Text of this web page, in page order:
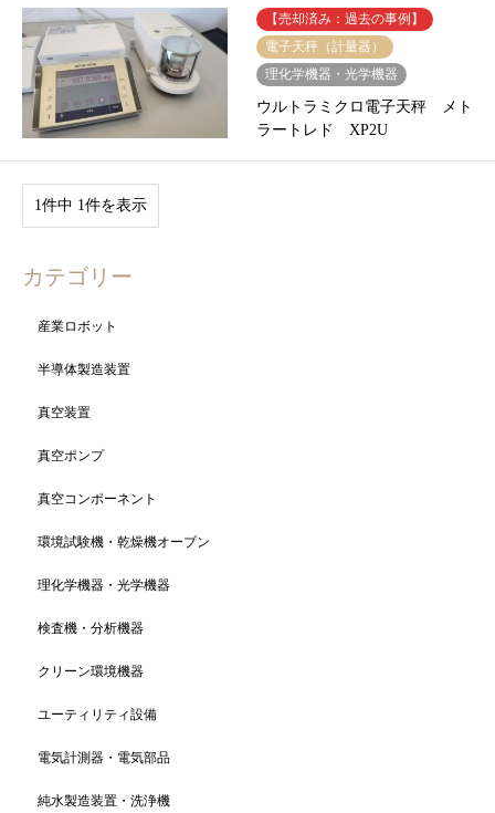
【売却済み：過去の事例】
電子天秤（計量器）
理化学機器・光学機器
ウルトラミクロ電子天秤 メト
ラートレド XP2U
1件中 1件を表示
カテゴリー
産業ロボット
半導体製造装置
真空装置
真空ポンプ
真空コンポーネント
環境試験機・乾燥機オーブン
理化学機器・光学機器
検査機・分析機器
クリーン環境機器
ユーティリティ設備
電気計測器・電気部品
純水製造装置・洗浄機